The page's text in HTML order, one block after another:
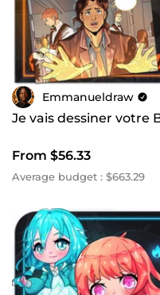
j’exécute. Mes clients
travail qui les étonne
bien au-delà de leurs
Emmanueldraw
Je vais dessiner votre
From $56.33
Average budget : $663.29